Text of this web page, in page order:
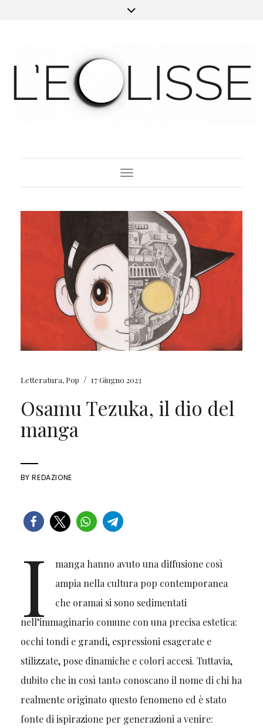
Toggle Navigation
Letteratura, Pop / 17 Giugno 2023
Osamu Tezuka, il dio del
manga
BYREDAZIONE
I
manga hanno avuto una diffusione così
ampia nella cultura pop contemporanea
che oramai si sono sedimentati
nell’immaginario comune con una precisa estetica:
occhi tondi e grandi, espressioni esagerate e
stilizzate, pose dinamiche e colori accesi. Tuttavia,
dubito che in così tantə conoscano il nome di chi ha
realmente originato questo fenomeno ed è stato
fonte di ispirazione per generazioni a venire: